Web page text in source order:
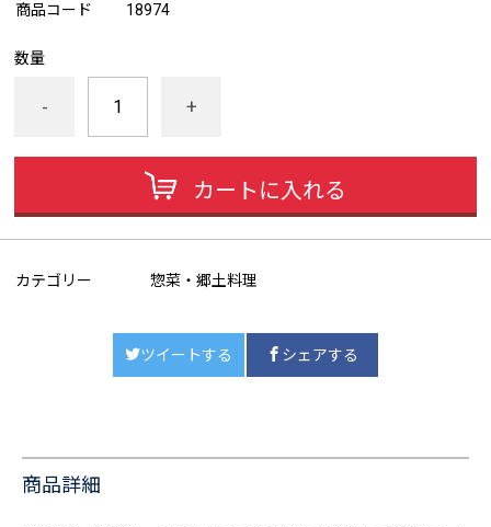
商品コード 18974
数量
- +
カートに入れる
カテゴリー 惣菜・郷土料理
ツイートする シェアする
商品詳細